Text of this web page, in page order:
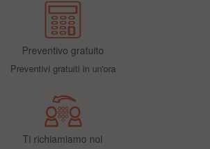
Preventivo gratuito
Preventivi gratuiti in un'ora
Ti richiamiamo noi